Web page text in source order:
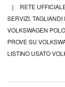
|
RETE
SERVIZI, TAGLIANDI
VOLKSWAGEN
PROVE SU
LISTINO USATO